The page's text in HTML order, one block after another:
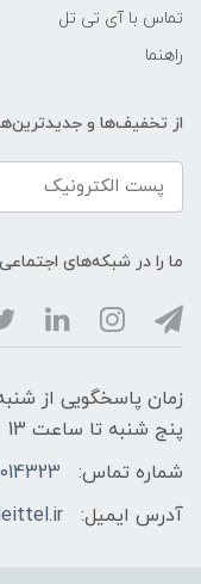
تماس با آی تی تل
راهنما
از تخفیف‌ها و
ما را در شبکه‌های
پنج شنبه تا ساعت 13
شماره تماس:
آدرس ایمیل: